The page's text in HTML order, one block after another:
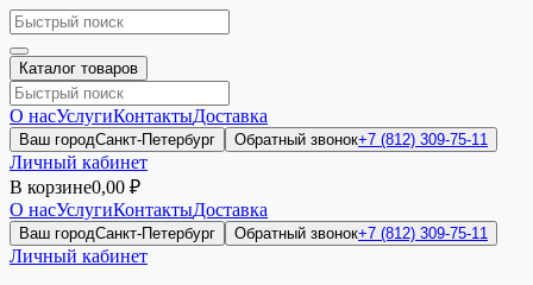
Каталог товаров
О насУслугиКонтактыДоставка
Ваш городСанкт-Петербург Обратный звонок+7 (812) 309-75-11
Личный кабинет
В корзине0,00 ₽
О насУслугиКонтактыДоставка
Ваш городСанкт-Петербург Обратный звонок+7 (812) 309-75-11
Личный кабинет